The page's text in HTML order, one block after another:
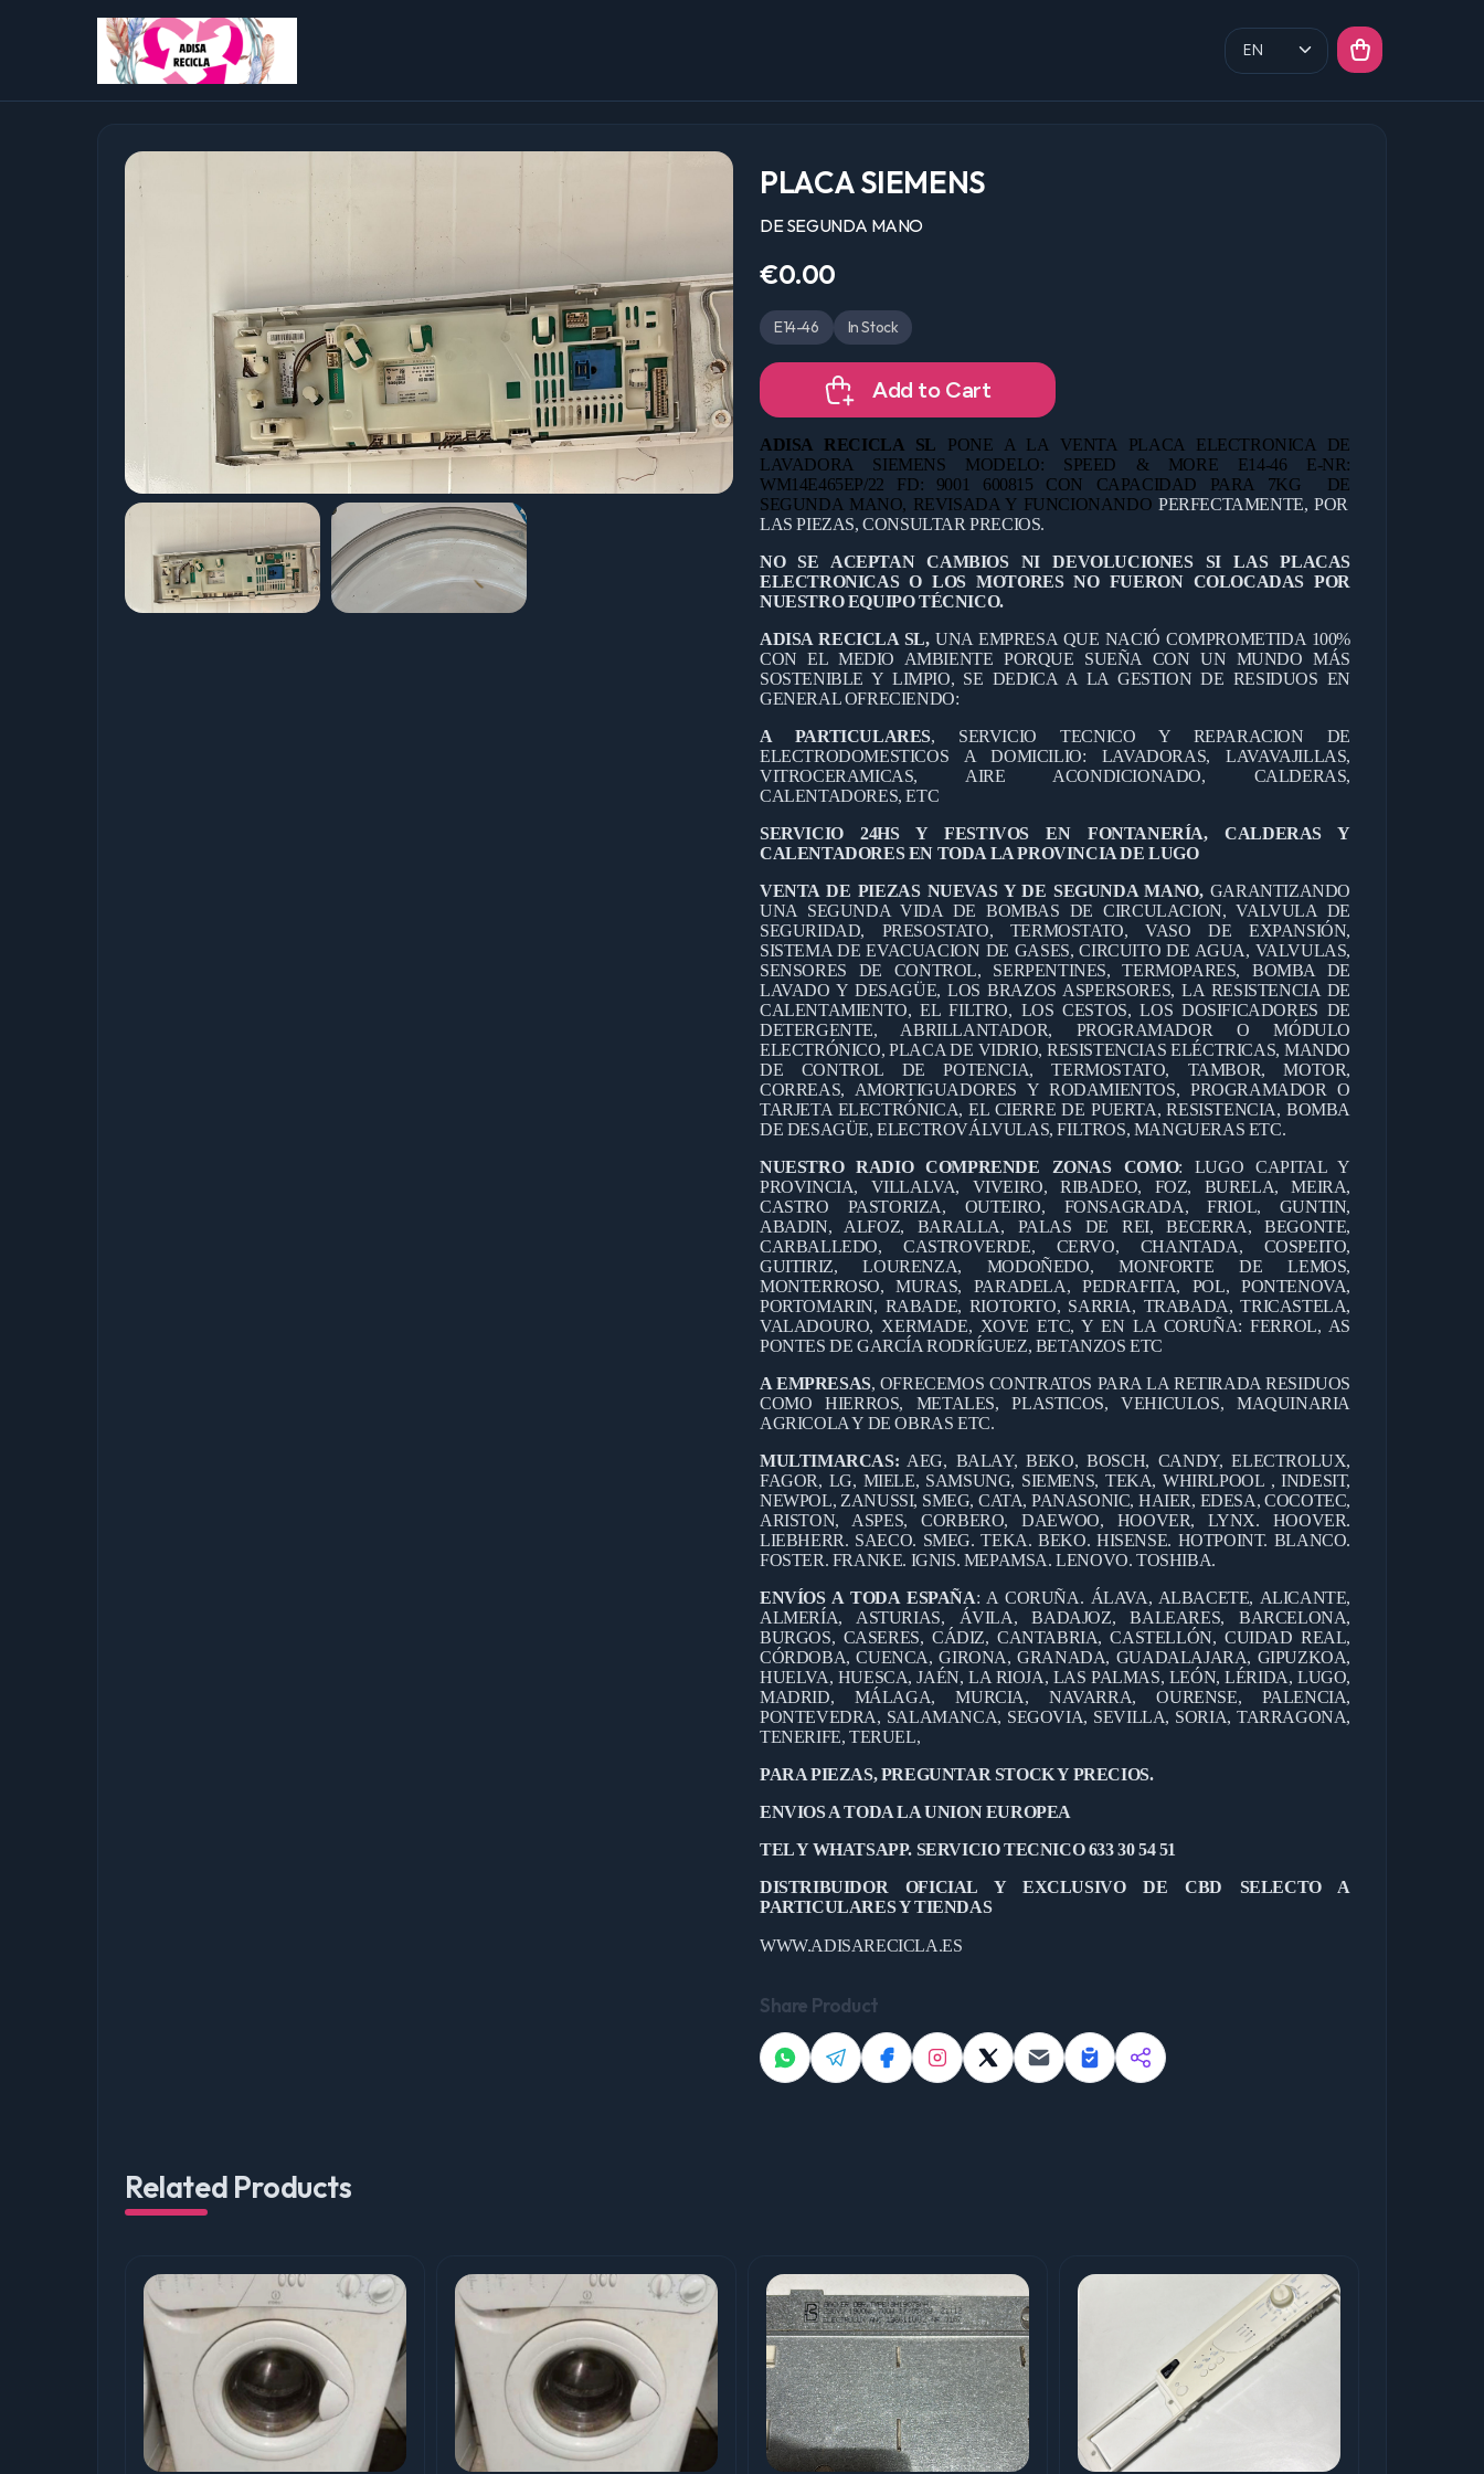
PLACA SIEMENS
DE SEGUNDA MANO
€0.00
E14-46 In Stock
Add to Cart
ADISA RECICLA SL PONE A LA VENTA PLACA ELECTRONICA DE
LAVADORA SIEMENS MODELO: SPEED & MORE E14-46 E-NR:
WM14E465EP/22 FD: 9001 600815 CON CAPACIDAD PARA 7KG
DE
SEGUNDA MANO, REVISADA Y FUNCIONANDO PERFECTAMENTE, POR
LAS PIEZAS, CONSULTAR PRECIOS.
NO SE ACEPTAN CAMBIOS NI DEVOLUCIONES SI LAS PLACAS
ELECTRONICAS O LOS MOTORES NO FUERON COLOCADAS POR
NUESTRO EQUIPO TÉCNICO.
ADISA RECICLA SL, UNA EMPRESA QUE NACIÓ COMPROMETIDA 100%
CON EL MEDIO AMBIENTE PORQUE SUEÑA CON UN MUNDO MÁS
SOSTENIBLE Y LIMPIO, SE DEDICA A LA GESTION DE RESIDUOS EN
GENERAL OFRECIENDO:
A PARTICULARES, SERVICIO TECNICO Y REPARACION DE
ELECTRODOMESTICOS A DOMICILIO: LAVADORAS, LAVAVAJILLAS,
VITROCERAMICAS, AIRE ACONDICIONADO, CALDERAS,
CALENTADORES, ETC
SERVICIO 24HS Y FESTIVOS EN FONTANERÍA, CALDERAS Y
CALENTADORES EN TODA LA PROVINCIA DE LUGO
VENTA DE PIEZAS NUEVAS Y DE SEGUNDA MANO,GARANTIZANDO
UNA SEGUNDA VIDA DE BOMBAS DE CIRCULACION, VALVULA DE
SEGURIDAD, PRESOSTATO, TERMOSTATO, VASO DE EXPANSIÓN,
SISTEMA DE EVACUACION DE GASES, CIRCUITO DE AGUA, VALVULAS,
SENSORES DE CONTROL, SERPENTINES, TERMOPARES, BOMBA DE
LAVADO Y DESAGÜE, LOS BRAZOS ASPERSORES, LA RESISTENCIA DE
CALENTAMIENTO, EL FILTRO, LOS CESTOS, LOS DOSIFICADORES DE
DETERGENTE, ABRILLANTADOR, PROGRAMADOR O MÓDULO
ELECTRÓNICO, PLACA DE VIDRIO, RESISTENCIAS ELÉCTRICAS, MANDO
DE CONTROL DE POTENCIA, TERMOSTATO, TAMBOR, MOTOR,
CORREAS, AMORTIGUADORES Y RODAMIENTOS, PROGRAMADOR O
TARJETA ELECTRÓNICA, EL CIERRE DE PUERTA, RESISTENCIA, BOMBA
DE DESAGÜE, ELECTROVÁLVULAS, FILTROS, MANGUERAS ETC.
NUESTRO RADIO COMPRENDE ZONAS COMO: LUGO CAPITAL Y
PROVINCIA, VILLALVA, VIVEIRO, RIBADEO, FOZ, BURELA, MEIRA,
CASTRO PASTORIZA, OUTEIRO, FONSAGRADA, FRIOL, GUNTIN,
ABADIN, ALFOZ, BARALLA, PALAS DE REI, BECERRA, BEGONTE,
CARBALLEDO, CASTROVERDE, CERVO, CHANTADA, COSPEITO,
GUITIRIZ, LOURENZA, MODOÑEDO, MONFORTE DE LEMOS,
MONTERROSO, MURAS, PARADELA, PEDRAFITA, POL, PONTENOVA,
PORTOMARIN, RABADE, RIOTORTO, SARRIA, TRABADA, TRICASTELA,
VALADOURO, XERMADE, XOVE ETC, Y EN LA CORUÑA: FERROL, AS
PONTES DE GARCÍA RODRÍGUEZ, BETANZOS ETC
A EMPRESAS, OFRECEMOS CONTRATOS PARA LA RETIRADA RESIDUOS
COMO HIERROS, METALES, PLASTICOS, VEHICULOS, MAQUINARIA
AGRICOLA Y DE OBRAS ETC.
MULTIMARCAS: AEG, BALAY, BEKO, BOSCH, CANDY, ELECTROLUX,
FAGOR, LG, MIELE, SAMSUNG, SIEMENS, TEKA, WHIRLPOOL , INDESIT,
NEWPOL, ZANUSSI, SMEG, CATA, PANASONIC, HAIER, EDESA, COCOTEC,
ARISTON, ASPES, CORBERO, DAEWOO, HOOVER, LYNX. HOOVER.
LIEBHERR. SAECO. SMEG. TEKA. BEKO. HISENSE. HOTPOINT. BLANCO.
FOSTER. FRANKE. IGNIS. MEPAMSA. LENOVO. TOSHIBA.
ENVÍOS A TODA ESPAÑA: A CORUÑA. ÁLAVA, ALBACETE, ALICANTE,
ALMERÍA, ASTURIAS, ÁVILA, BADAJOZ, BALEARES, BARCELONA,
BURGOS, CASERES, CÁDIZ, CANTABRIA, CASTELLÓN, CUIDAD REAL,
CÓRDOBA, CUENCA, GIRONA, GRANADA, GUADALAJARA, GIPUZKOA,
HUELVA, HUESCA, JAÉN, LA RIOJA, LAS PALMAS, LEÓN, LÉRIDA, LUGO,
MADRID, MÁLAGA, MURCIA, NAVARRA, OURENSE, PALENCIA,
PONTEVEDRA, SALAMANCA, SEGOVIA, SEVILLA, SORIA, TARRAGONA,
TENERIFE, TERUEL,
PARA PIEZAS, PREGUNTAR STOCK Y PRECIOS.
ENVIOS A TODA LA UNION EUROPEA
TEL Y WHATSAPP. SERVICIO TECNICO 633 30 54 51
DISTRIBUIDOR OFICIAL Y EXCLUSIVO DE CBD SELECTO A
PARTICULARES Y TIENDAS
WWW.ADISARECICLA.ES
Share Product
Related Products